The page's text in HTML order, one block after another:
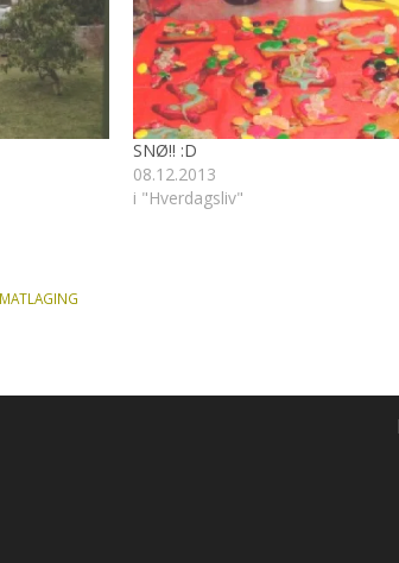
SNØ!! :D
08.12.2013
i "Hverdagsliv"
MATLAGING